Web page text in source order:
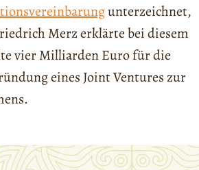
unterzeichnet,
Merz erklärte bei diesem
vier Milliarden Euro für die
eines Joint Ventures zur